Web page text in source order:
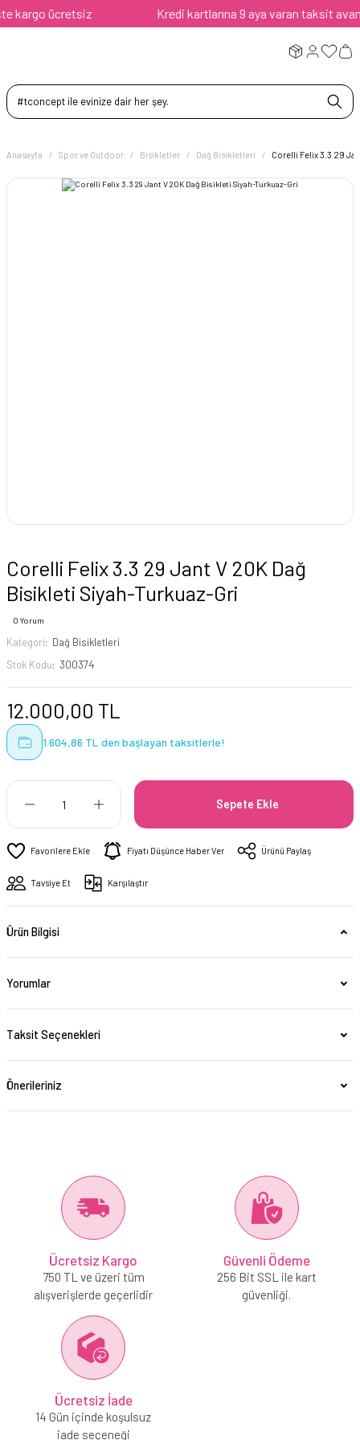
ücretsiz Kredi kartlarına 9 aya varan taksit avantajı
Anasayfa Spor ve Outdoor Bisikletler Dağ Bisikletleri Corelli Felix 3.3 29
Corelli Felix 3.3 29 Jant V 20K Dağ
Bisikleti Siyah-Turkuaz-Gri
0 Yorum
Kategori
Dağ Bisikletleri
Stok Kodu
300374
12.000,00 TL
1.604,86 TL den başlayan taksitlerle!
Sepete Ekle
Fiyatı Düşünce Haber Ver Ürünü Paylaş
Tavsiye Et Karşılaştır
Ürün Bilgisi
Yorumlar
Taksit Seçenekleri
Önerileriniz
Ücretsiz Kargo
750 TL ve üzeri tüm
alışverişlerde geçerlidir
Güvenli Ödeme
256 Bit SSL ile kart
güvenliği.
Ücretsiz İade
14 Gün içinde koşulsuz
iade seçeneği